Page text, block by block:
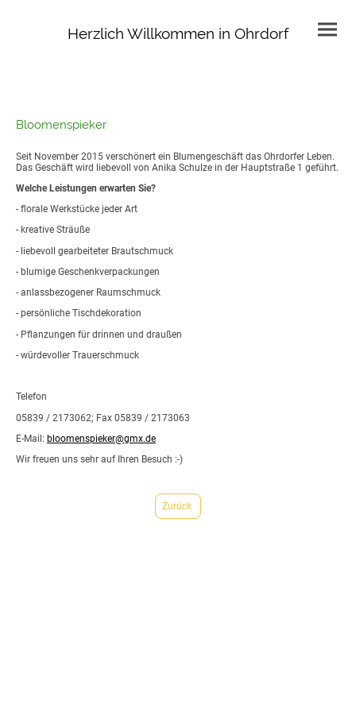
Herzlich Willkommen in Ohrdorf
Bloomenspieker
Seit November 2015 verschönert ein Blumengeschäft das Ohrdorfer Leben.
Das Geschäft wird liebevoll von Anika Schulze in der Hauptstraße 1 geführt.
Welche Leistungen erwarten Sie?
- florale Werkstücke jeder Art
- kreative Sträuße
- liebevoll gearbeiteter Brautschmuck
- blumige Geschenkverpackungen
- anlassbezogener Raumschmuck
- persönliche Tischdekoration
- Pflanzungen für drinnen und draußen
- würdevoller Trauerschmuck
Telefon
05839 / 2173062; Fax 05839 / 2173063
E-Mail: bloomenspieker@gmx.de
Wir freuen uns sehr auf Ihren Besuch :-)
Zurück